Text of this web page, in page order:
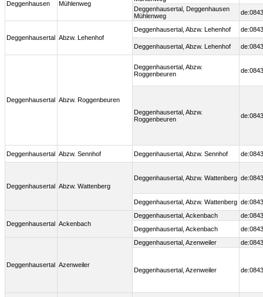
Deggenhausen Mühlenweg
Deggenhausertal, Deggenhausen
Mühlenweg
Deggenhausertal Abzw. Lehenhof
Deggenhausertal, Abzw. Lehenhof
Deggenhausertal, Abzw. Lehenhof
Deggenhausertal Abzw. Roggenbeuren
Deggenhausertal, Abzw.
Roggenbeuren
Deggenhausertal, Abzw.
Roggenbeuren
Deggenhausertal Abzw. Sennhof Deggenhausertal, Abzw. Sennhof
Deggenhausertal Abzw. Wattenberg
Deggenhausertal, Abzw. Wattenberg
Deggenhausertal, Abzw. Wattenberg
Deggenhausertal Ackenbach
Deggenhausertal, Ackenbach
Deggenhausertal, Ackenbach
Deggenhausertal Azenweiler
Deggenhausertal, Azenweiler
Deggenhausertal, Azenweiler